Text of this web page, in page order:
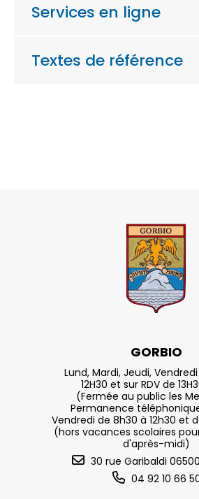
Services en ligne
Textes de référence
GORBIO
Lund, Mardi, Jeudi,
12H30 et sur RDV de
(Fermée au public les
Permanence
Vendredi de 8h30 à 12h30 et
(hors vacances scolaires
d'après-midi)
30 rue Garibaldi
04 92 10 66